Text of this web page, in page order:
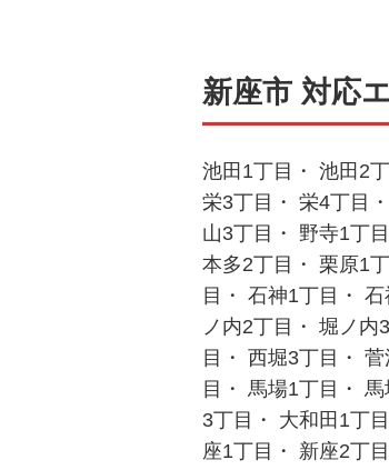
新座市 対応
池田1丁目・ 池田2
栄3丁目・ 栄4丁目
山3丁目・ 野寺1丁
本多2丁目・ 栗原1
目・ 石神1丁目・
ノ内2丁目・ 堀ノ
目・ 西堀3丁目・
目・ 馬場1丁目・
3丁目・ 大和田1丁
座1丁目・ 新座2丁